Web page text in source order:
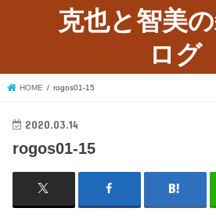
克也と智美
ログ
HOME rogos01-15
2020.03.14
rogos01-15